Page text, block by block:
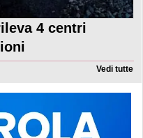
4 centri
Vedi tutte